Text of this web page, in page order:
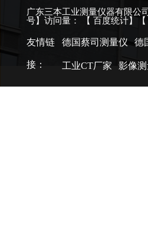
广东三本工业测量仪器有限
号】访问量： 【百度统计】
友情链
接：
德国蔡司测量仪 德
工业CT厂家 影像